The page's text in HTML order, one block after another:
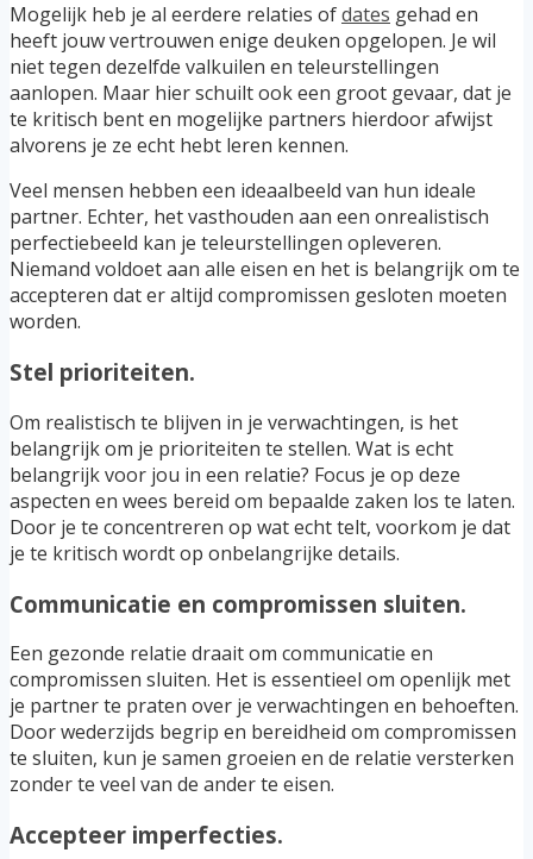
Mogelijk heb je al eerdere relaties ofdates gehad en
heeft jouw vertrouwen enige deuken opgelopen. Je wil
niet tegen dezelfde valkuilen en teleurstellingen
aanlopen. Maar hier schuilt ook een groot gevaar, dat je
te kritisch bent en mogelijke partners hierdoor afwijst
alvorens je ze echt hebt leren kennen.
Veel mensen hebben een ideaalbeeld van hun ideale
partner. Echter, het vasthouden aan een onrealistisch
perfectiebeeld kan je teleurstellingen opleveren.
Niemand voldoet aan alle eisen en het is belangrijk om te
accepteren dat er altijd compromissen gesloten moeten
worden.
Stel prioriteiten.
Om realistisch te blijven in je verwachtingen, is het
belangrijk om je prioriteiten te stellen. Wat is echt
belangrijk voor jou in een relatie? Focus je op deze
aspecten en wees bereid om bepaalde zaken los te laten.
Door je te concentreren op wat echt telt, voorkom je dat
je te kritisch wordt op onbelangrijke details.
Communicatie en compromissen sluiten.
Een gezonde relatie draait om communicatie en
compromissen sluiten. Het is essentieel om openlijk met
je partner te praten over je verwachtingen en behoeften.
Door wederzijds begrip en bereidheid om compromissen
te sluiten, kun je samen groeien en de relatie versterken
zonder te veel van de ander te eisen.
Accepteer imperfecties.